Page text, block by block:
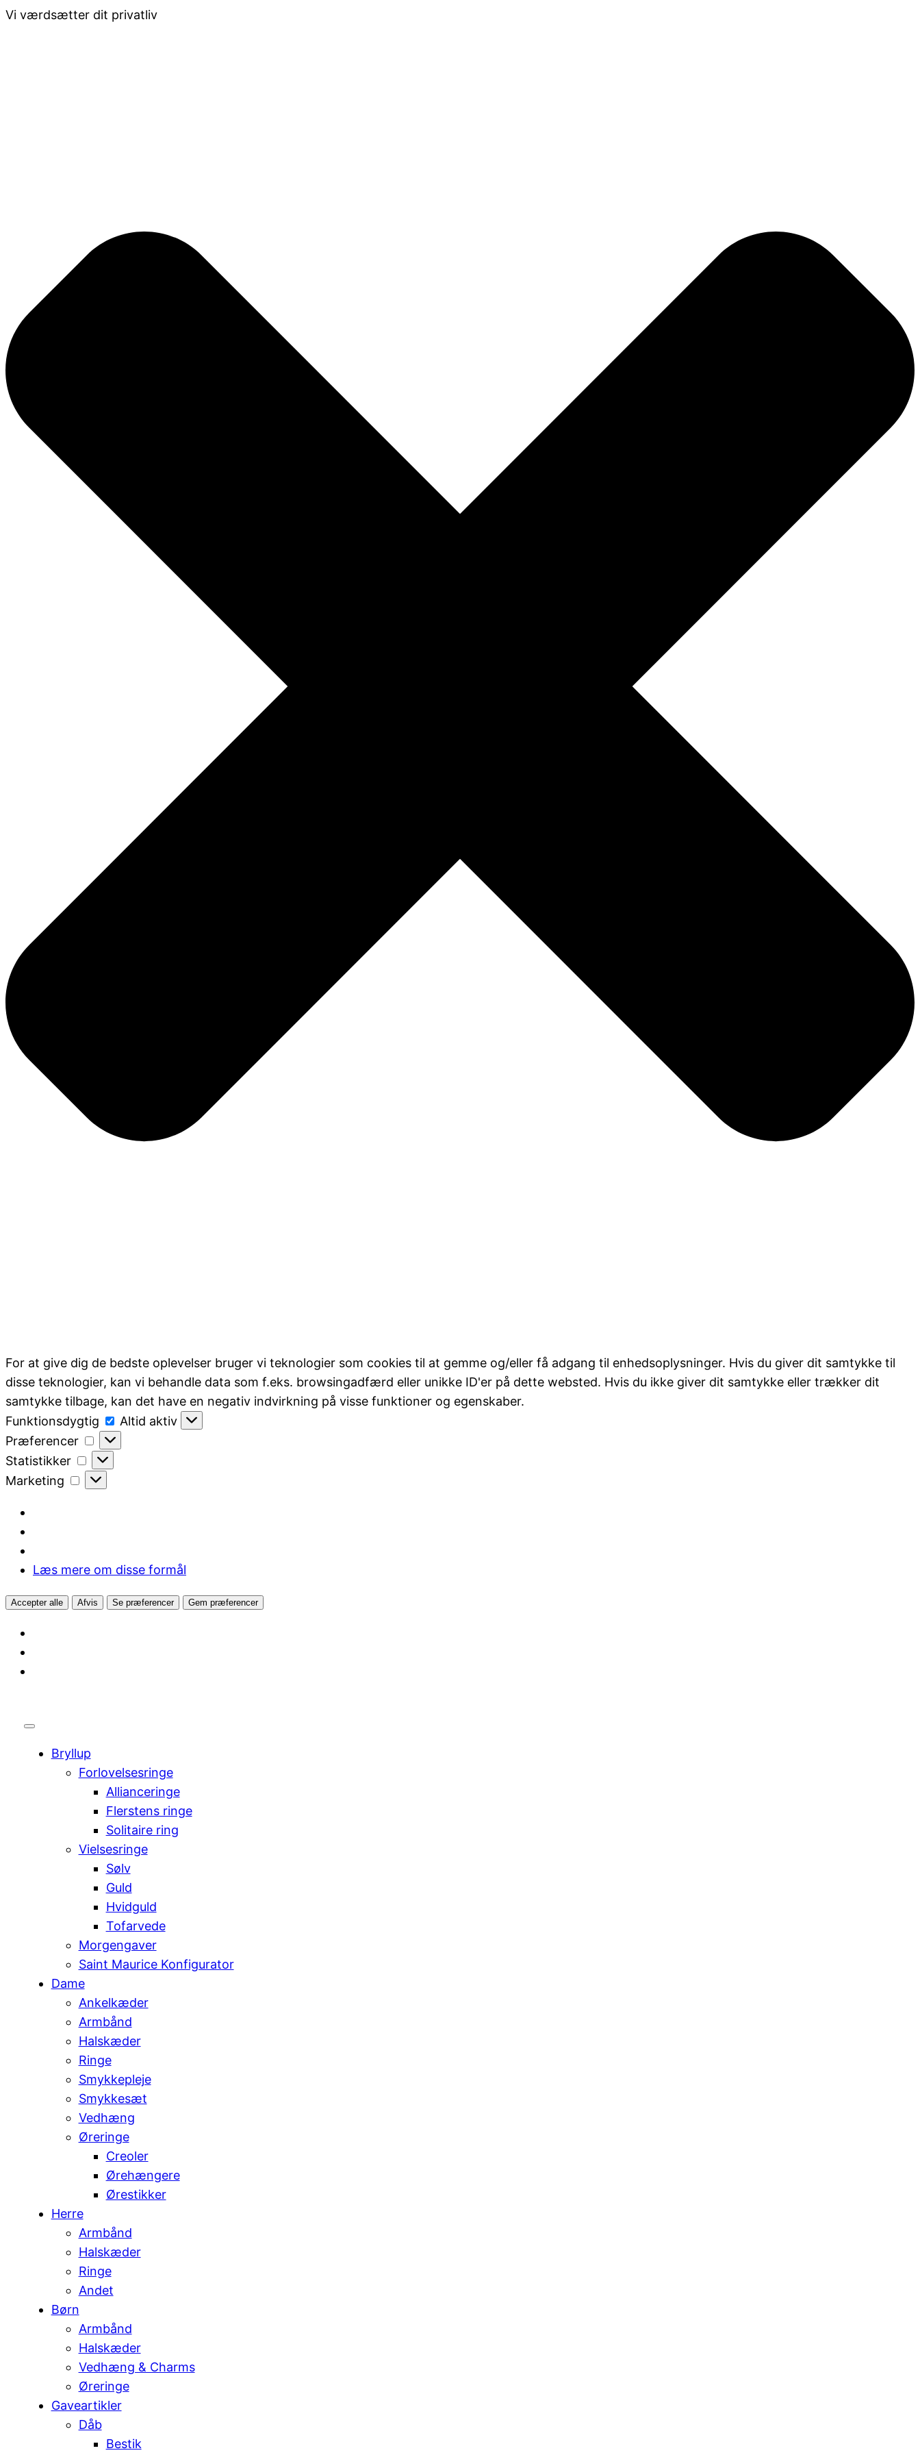
Vi værdsætter dit privatliv
For at give dig de bedste oplevelser bruger vi teknologier som cookies til at gemme og/eller få adgang til enhedsoplysninger. Hvis du giver dit samtykke til
disse teknologier, kan vi behandle data som f.eks. browsingadfærd eller unikke ID'er på dette websted. Hvis du ikke giver dit samtykke eller trækker dit
samtykke tilbage, kan det have en negativ indvirkning på visse funktioner og egenskaber.
Funktionsdygtig
Funktionsdygtig
Altid aktiv
Præferencer
Præferencer
Statistikker
Statistikker
Marketing
Marketing
Læs mere om disse formål
Accepter alle Afvis Se præferencer Gem præferencer
Bryllup
Forlovelsesringe
Allianceringe
Flerstens ringe
Solitaire ring
Vielsesringe
Sølv
Guld
Hvidguld
Tofarvede
Morgengaver
Saint Maurice Konfigurator
Dame
Ankelkæder
Armbånd
Halskæder
Ringe
Smykkepleje
Smykkesæt
Vedhæng
Øreringe
Creoler
Ørehængere
Ørestikker
Herre
Armbånd
Halskæder
Ringe
Andet
Børn
Armbånd
Halskæder
Vedhæng & Charms
Øreringe
Gaveartikler
Dåb
Bestik